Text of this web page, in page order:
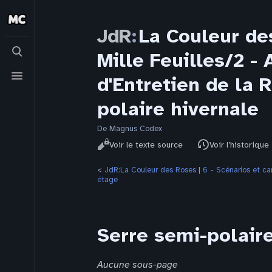
Basculer
recherche
Basculer
le
JdR:La Couleur
Mille Feuilles/2 -
d'Entretien de la
polaire hivernale
De Magnus Codex
Affichages
LireVoir le texte source Voir l’historique
< JdR:La Couleur des Roses ‎ | 6 - Scénarios et
étage
Serre semi-
Aucune sous-page